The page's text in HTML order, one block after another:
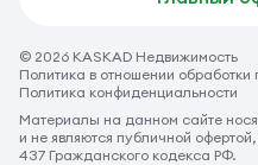
© 2026 KASKAD Недвижимость
Политика в отношении
Политика конфиденциальности
Материалы на данном сайте
и не являются публичной
437 Гражданского кодекса РФ.